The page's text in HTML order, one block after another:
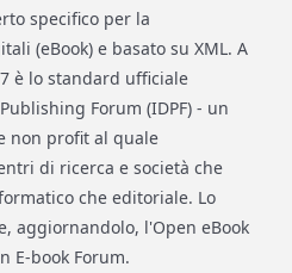
specifico per la
(eBook) e basato su XML. A
è lo standard ufficiale
Forum (IDPF) - un
non profit al quale
di ricerca e società che
che editoriale. Lo
aggiornandolo, l'Open eBook
E-book Forum.